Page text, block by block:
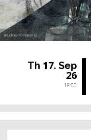
Bruckner © Rainer B.
Th 17. Sep
26
18:00